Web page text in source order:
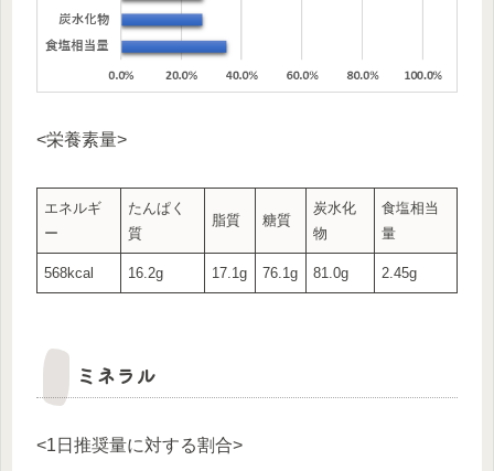
<栄養素量>
エネルギ
ー
たんぱく
質
脂質 糖質
炭水化
物
食塩相当
量
568kcal 16.2g 17.1g 76.1g 81.0g 2.45g
ミネラル
<1日推奨量に対する割合>